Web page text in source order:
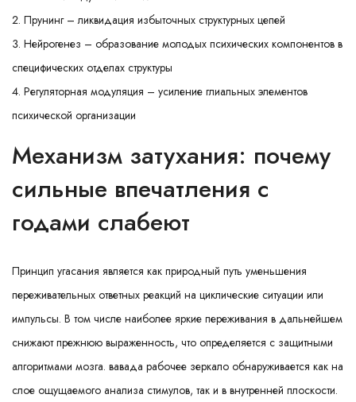
Прунинг – ликвидация избыточных структурных цепей
Нейрогенез – образование молодых психических компонентов в
специфических отделах структуры
Регуляторная модуляция – усиление глиальных элементов
психической организации
Механизм затухания: почему
сильные впечатления с
годами слабеют
Принцип угасания является как природный путь уменьшения
переживательных ответных реакций на циклические ситуации или
импульсы. В том числе наиболее яркие переживания в дальнейшем
снижают прежнюю выраженность, что определяется с защитными
алгоритмами мозга. вавада рабочее зеркало обнаруживается как на
слое ощущаемого анализа стимулов, так и в внутренней плоскости.